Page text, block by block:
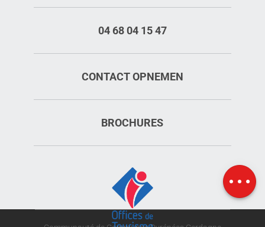
Kaart
04 68 04 15 47
CONTACT OPNEMEN
BROCHURES